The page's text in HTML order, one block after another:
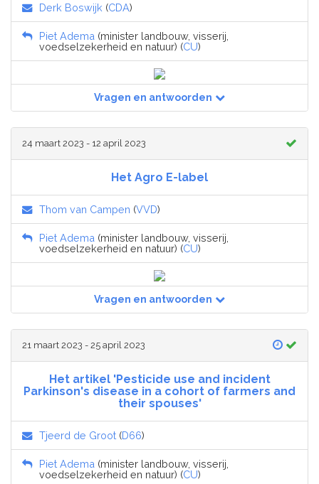
Derk Boswijk (CDA)
Piet Adema (minister landbouw, visserij,
voedselzekerheid en natuur) (CU)
Vragen en antwoorden
24 maart 2023 - 12 april 2023
Het Agro E-label
Thom van Campen (VVD)
Piet Adema (minister landbouw, visserij,
voedselzekerheid en natuur) (CU)
Vragen en antwoorden
21 maart 2023 - 25 april 2023
Het artikel 'Pesticide use and incident
Parkinson's disease in a cohort of farmers and
their spouses'
Tjeerd de Groot (D66)
Piet Adema (minister landbouw, visserij,
voedselzekerheid en natuur) (CU)